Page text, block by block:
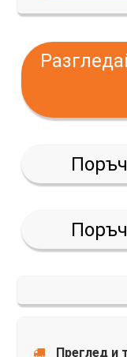
Преглед и